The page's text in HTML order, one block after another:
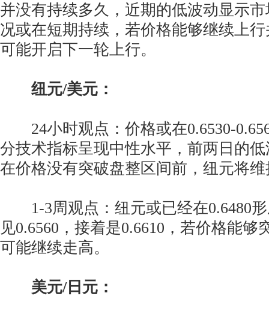
并没有持续多久，近期的低波动显示
况或在短期持续，若价格能够继续上行
可能开启下一轮上行。
纽元/美元：
24小时观点：价格或在0.6530-
分技术指标呈现中性水平，前两日的
在价格没有突破盘整区间前，纽元将
1-3周观点：纽元或已经在0.6480形
见0.6560，接着是0.6610，若价格能够
可能继续走高。
美元/日元：